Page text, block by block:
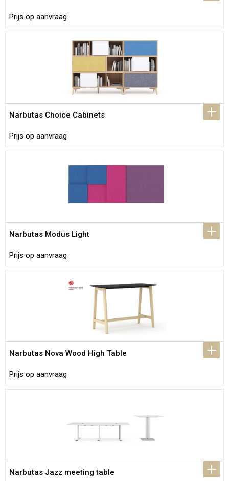
Prijs op aanvraag
Narbutas Choice Cabinets
Prijs op aanvraag
Narbutas Modus Light
Prijs op aanvraag
Narbutas Nova Wood High Table
Prijs op aanvraag
Narbutas Jazz meeting table